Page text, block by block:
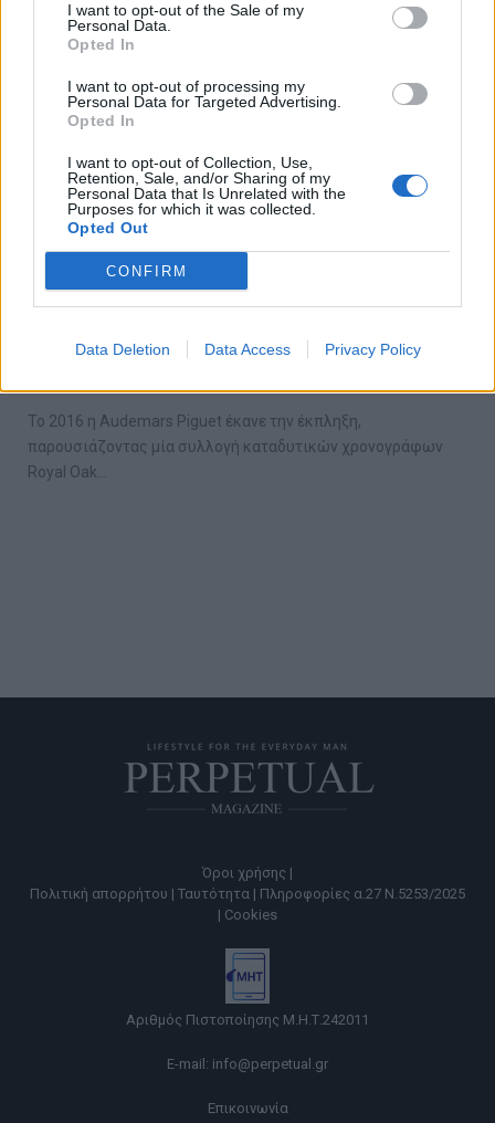
I want to opt-out of the Sale of my
Personal Data.
Opted In
I want to opt-out of processing my
Personal Data for Targeted Advertising.
Opted In
I want to opt-out of Collection, Use,
Retention, Sale, and/or Sharing of my
Personal Data that Is Unrelated with the
Purposes for which it was collected.
Opted Out
CONFIRM
Data Deletion Data Access Privacy Policy
WATCHES
Divers – Funky Colours Editions
25/06/2018
Το 2016 η Audemars Piguet έκανε την έκπληξη,
παρουσιάζοντας μία συλλογή καταδυτικών χρονογράφων
Royal Oak…
Όροι χρήσης |
Πολιτική απορρήτου | Ταυτότητα | Πληροφορίες α.27 Ν.5253/2025
| Cookies
Αριθμός Πιστοποίησης Μ.Η.Τ.242011
E-mail: info@perpetual.gr
Επικοινωνία